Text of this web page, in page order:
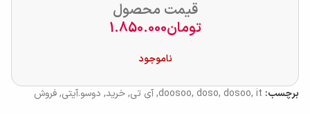
قیمت محصول
تومان1.850.000
ناموجود
برچسب: doosoo, doso, dosoo, it
,آی تی,خرید, دوسو.آیتی,فروش